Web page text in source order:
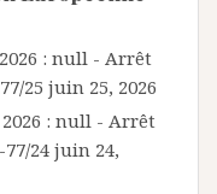
2026 : null - Arrêt
25 juin 25, 2026
2026 : null - Arrêt
24 juin 24,